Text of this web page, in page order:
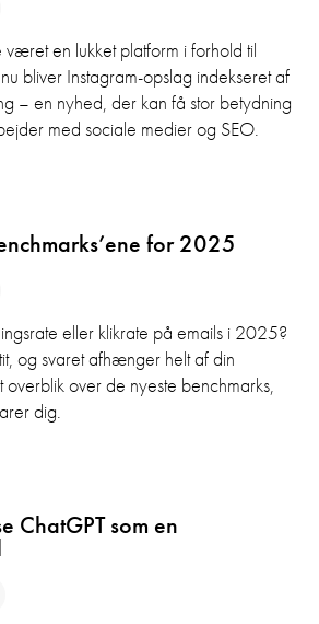
en lukket platform i forhold til
bliver Instagram-opslag indekseret af
– en nyhed, der kan få stor betydning
med sociale medier og SEO.
for 2025
eller klikrate på emails i 2025?
og svaret afhænger helt af din
overblik over de nyeste benchmarks,
dig.
ChatGPT som en